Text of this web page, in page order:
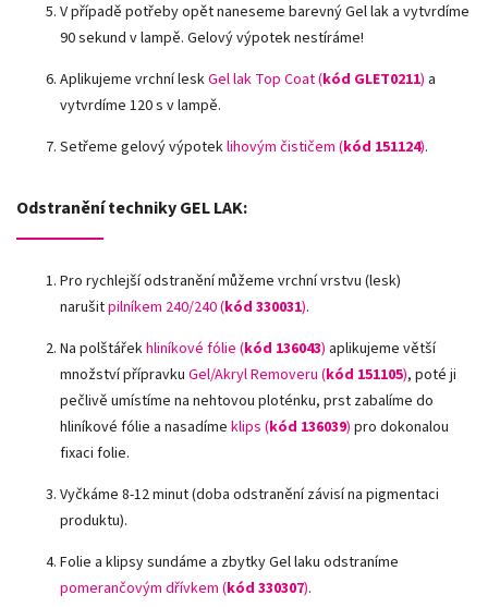
V případě potřeby opět naneseme barevný Gel lak a vytvrdíme
90 sekund v lampě. Gelový výpotek nestíráme!
Aplikujeme vrchní leskGel lak Top Coat (kód GLET0211) a
vytvrdíme 120 s v lampě.
Setřeme gelový výpoteklihovým čističem (kód 151124).
Odstranění techniky GEL LAK:
Pro rychlejší odstranění můžeme vrchní vrstvu (lesk)
narušitpilníkem 240/240 (kód 330031).
Na polštářekhliníkové fólie (kód 136043) aplikujeme větší
množství přípravku Gel/Akryl Removeru (kód 151105), poté ji
pečlivě umístíme na nehtovou ploténku, prst zabalíme do
hliníkové fólie a nasadíme klips (kód 136039) pro dokonalou
fixaci folie.
Vyčkáme 8-12 minut (doba odstranění závisí na pigmentaci
produktu).
Folie a klipsy sundáme a zbytky Gel laku odstraníme
pomerančovým dřívkem (kód 330307).